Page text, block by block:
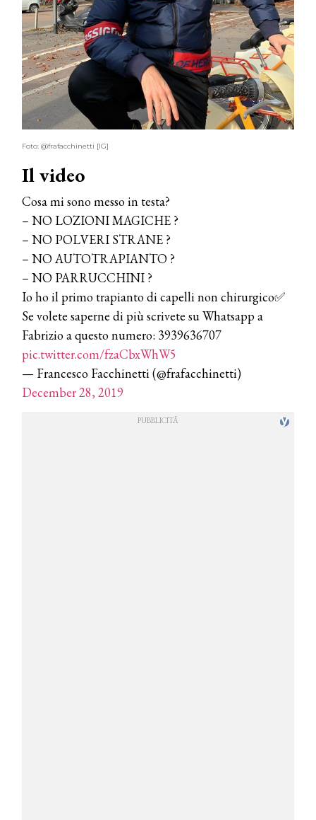
Foto: @frafacchinetti [IG]
Il video
Cosa mi sono messo in testa?
– NO LOZIONI MAGICHE ?
– NO POLVERI STRANE ?
– NO AUTOTRAPIANTO ?
– NO PARRUCCHINI ?
Io ho il primo trapianto di capelli non chirurgico✅
Se volete saperne di più scrivete su Whatsapp a
Fabrizio a questo numero: 3939636707
pic.twitter.com/fzaCbxWhW5
— Francesco Facchinetti (@frafacchinetti)
December 28, 2019